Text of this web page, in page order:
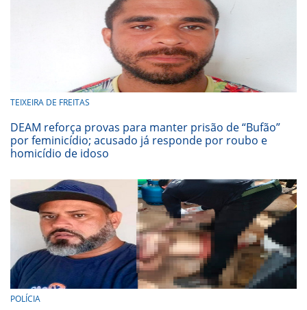
TEIXEIRA DE FREITAS
DEAM reforça provas para manter prisão de “Bufão”
por feminicídio; acusado já responde por roubo e
homicídio de idoso
POLÍCIA